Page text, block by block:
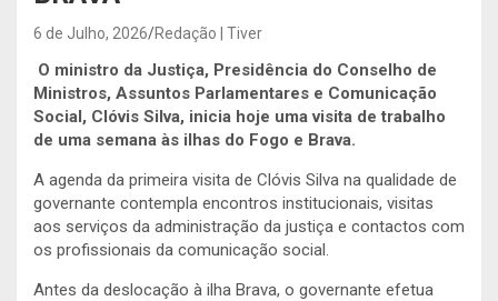
6 de Julho, 2026 Redação | Tiver
O ministro da Justiça, Presidência do Conselho de
Ministros, Assuntos Parlamentares e Comunicação
Social, Clóvis Silva, inicia hoje uma visita de trabalho
de uma semana às ilhas do Fogo e Brava.
A agenda da primeira visita de Clóvis Silva na qualidade de
governante contempla encontros institucionais, visitas
aos serviços da administração da justiça e contactos com
os profissionais da comunicação social.
Antes da deslocação à ilha Brava, o governante efetua